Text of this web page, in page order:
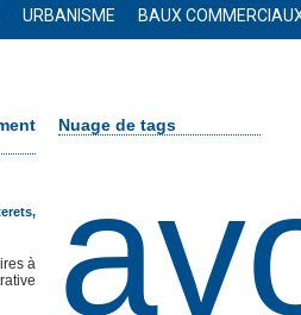
URBANISME BAUX
Nuage de tags
,
à